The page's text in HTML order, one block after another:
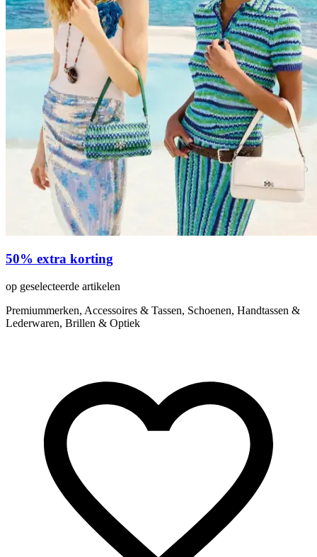
50% extra korting
op geselecteerde artikelen
Premiummerken, Accessoires & Tassen, Schoenen, Handtassen &
Lederwaren, Brillen & Optiek